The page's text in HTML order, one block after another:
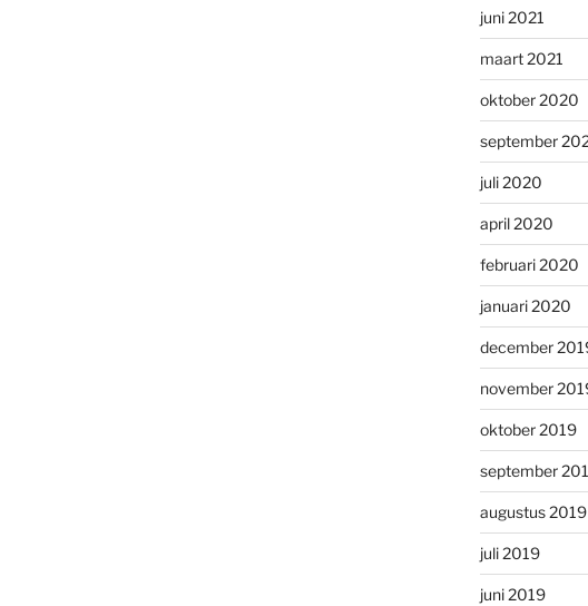
juni 2021
maart 2021
oktober 2020
september
juli 2020
april 2020
februari 2020
januari 2020
december
november
oktober 2019
september
augustus 2019
juli 2019
juni 2019